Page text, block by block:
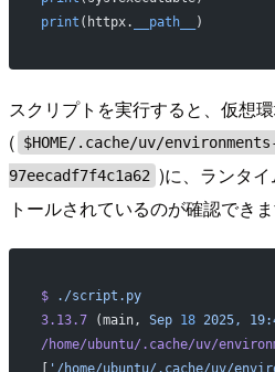
print (httpx. __path__ )
スクリプトを実行すると、仮想
( $HOME/.cache/uv/
97eecadf7f4c1a62 )に、ランタ
トールされているのが確認できま
$ ./script.py
3.13.7 (main, Sep 18 2025,
/home/ubuntu/.cache/uv/
'/home/ubuntu/.cache/uv/